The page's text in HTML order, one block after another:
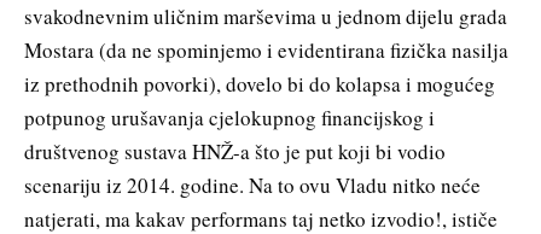
svakodnevnim uličnim marševima u jednom dijelu grada
Mostara (da ne spominjemo i evidentirana fizička nasilja
iz prethodnih povorki), dovelo bi do kolapsa i mogućeg
potpunog urušavanja cjelokupnog financijskog i
društvenog sustava HNŽ-a što je put koji bi vodio
scenariju iz 2014. godine. Na to ovu Vladu nitko neće
natjerati, ma kakav performans taj netko izvodio!, ističe